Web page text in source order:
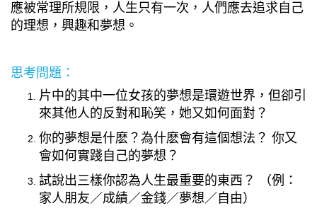
應被常理所規限，人生只有一次，人們應去追求自己
的理想，興趣和夢想。
思考問題：
片中的其中一位女孩的夢想是環遊世界，但卻引
來其他人的反對和恥笑，她又如何面對？
你的夢想是什麽？為什麽會有這個想法？ 你又
會如何實踐自己的夢想？
試說出三樣你認為人生最重要的東西？ （例：
家人朋友／成績／金錢／夢想／自由）